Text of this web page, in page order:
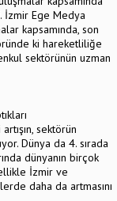
İzmir Ege Medya
kapsamında, son
ki hareketliliğe
sektörünün uzman
sektörün
Dünya da 4. sırada
dünyanın birçok
İzmir ve
daha da artmasını